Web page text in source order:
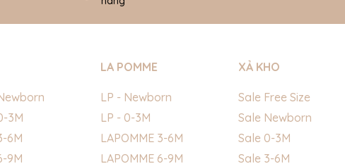
3M
6M
9M
LA POMME
LP - Newborn
LP - 0-3M
LAPOMME 3-6M
LAPOMME 6-9M
XẢ KHO
Sale Free Size
Sale Newborn
Sale 0-3M
Sale 3-6M